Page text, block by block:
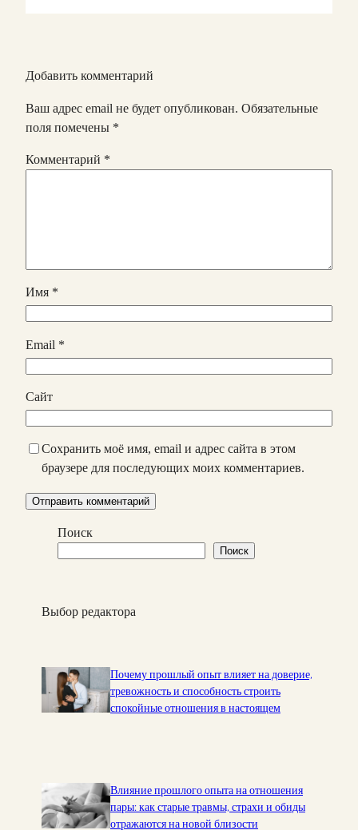
Добавить комментарий
Ваш адрес email не будет опубликован. Обязательные
поля помечены *
Комментарий *
Имя *
Email *
Сайт
Сохранить моё имя, email и адрес сайта в этом
браузере для последующих моих комментариев.
Поиск
Поиск
Выбор редактора
Почему прошлый опыт влияет на доверие,
тревожность и способность строить
спокойные отношения в настоящем
Влияние прошлого опыта на отношения
пары: как старые травмы, страхи и обиды
отражаются на новой близости